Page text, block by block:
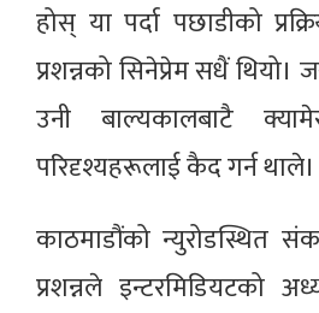
होस् या पर्दा पछाडीको
प्रशन्नको सिनेप्रेम सधैं
उनी बाल्यकालबाटै
परिदृश्यहरूलाई कैद गर्न थाले।
काठमाडौंको न्युरोडस्थित
प्रशन्नले इन्टरमिडियटको